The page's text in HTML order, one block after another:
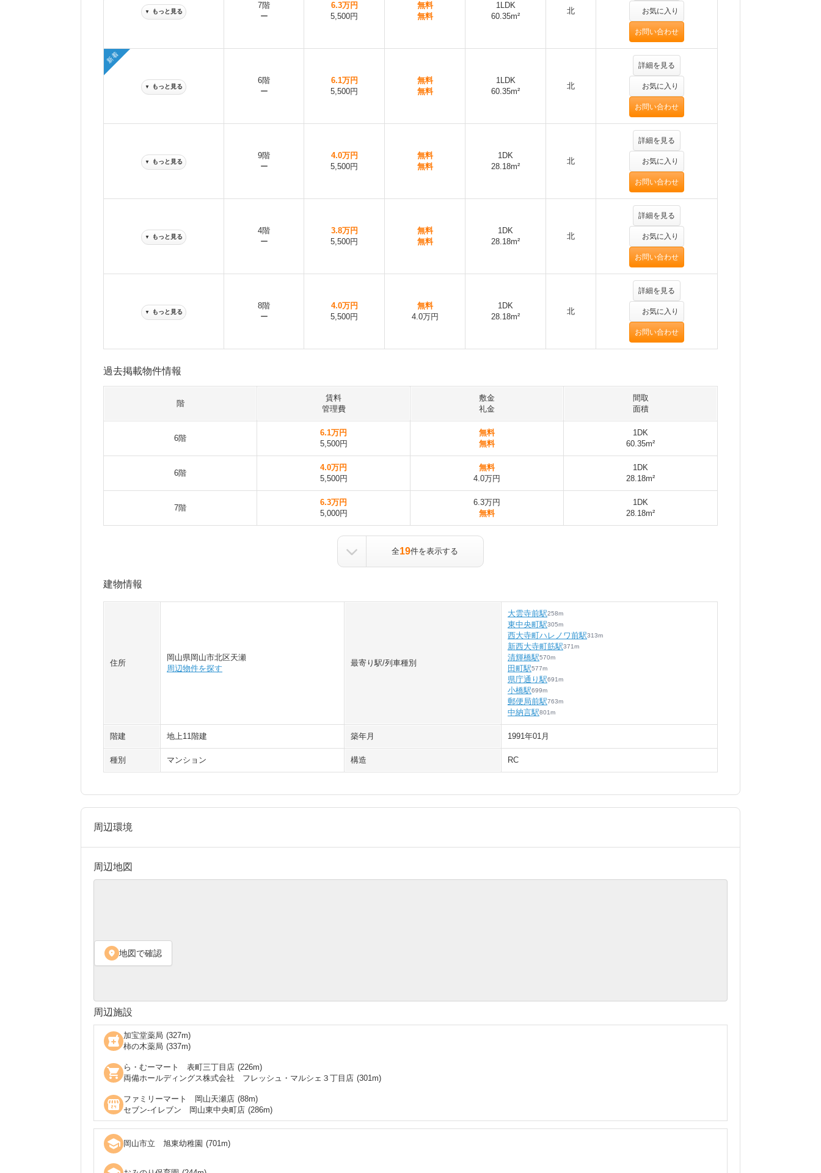
▼ もっと見る
7階
ー
6.3万円
5,500円
無料
無料
1LDK
60.35m²
北 お気に入り
お問い合わせ
新着
▼ もっと見る
6階
ー
6.1万円
5,500円
無料
無料
1LDK
60.35m²
北
詳細を見る
お気に入り
お問い合わせ
▼ もっと見る
9階
ー
4.0万円
5,500円
無料
無料
1DK
28.18m²
北
詳細を見る
お気に入り
お問い合わせ
▼ もっと見る
4階
ー
3.8万円
5,500円
無料
無料
1DK
28.18m²
北
詳細を見る
お気に入り
お問い合わせ
▼ もっと見る
8階
ー
4.0万円
5,500円
無料
4.0万円
1DK
28.18m²
北
詳細を見る
お気に入り
お問い合わせ
過去掲載物件情報
階
賃料
管理費
敷金
礼金
間取
面積
6階
6.1万円
5,500円
無料
無料
1DK
60.35m²
6階
4.0万円
5,500円
無料
4.0万円
1DK
28.18m²
7階
6.3万円
5,000円
6.3万円
無料
1DK
28.18m²
全19件を表示する
建物情報
住所
岡山県岡山市北区天瀬
周辺物件を探す
最寄り駅/列車種別
大雲寺前駅258m
東中央町駅305m
西大寺町ハレノワ前駅313m
新西大寺町筋駅371m
清輝橋駅570m
田町駅577m
県庁通り駅691m
小橋駅699m
郵便局前駅763m
中納言駅801m
階建 地上11階建 築年月 1991年01月
種別 マンション 構造 RC
周辺環境
周辺地図
location_on 地図で確認
周辺施設
local_pharmacy 加宝堂薬局 (327m)
柿の木薬局 (337m)
shopping_cart ら・むーマート 表町三丁目店 (226m)
両備ホールディングス株式会社 フレッシュ・マルシェ３丁目店 (301m)
local_convenience_store ファミリーマート 岡山天瀬店 (88m)
セブン‐イレブン 岡山東中央町店 (286m)
school 岡山市立 旭東幼稚園 (701m)